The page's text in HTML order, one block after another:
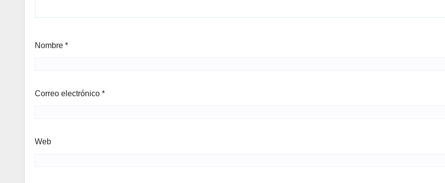
Nombre *
Correo electrónico *
Web